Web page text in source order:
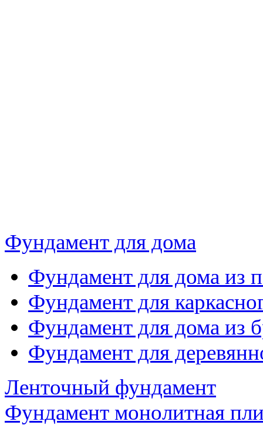
Фундамент для дома
Фундамент для дома из
Фундамент для
Фундамент для дома из
Фундамент для
Ленточный фундамент
Фундамент монолитная